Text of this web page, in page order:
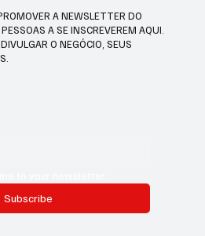
A NEWSLETTER DO
A SE INSCREVEREM AQUI.
O NEGÓCIO, SEUS
Subscribe